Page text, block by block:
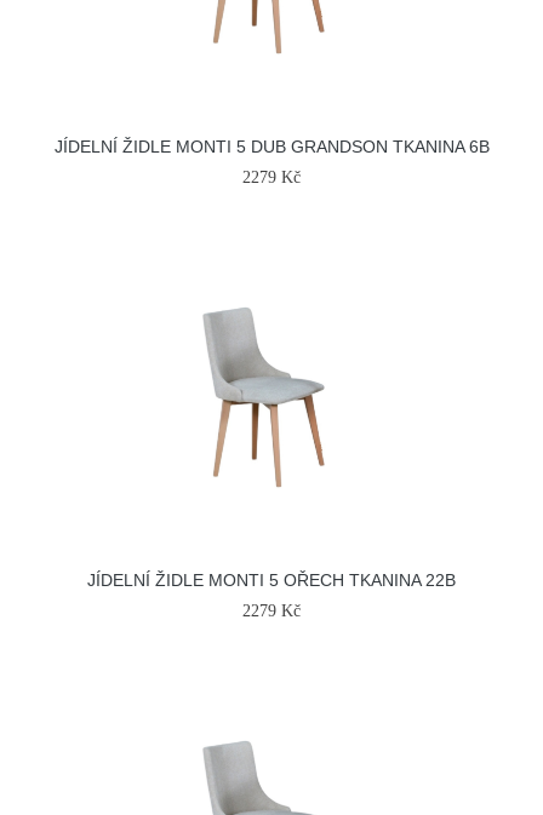
JÍDELNÍ ŽIDLE MONTI 5 DUB GRANDSON TKANINA 6B
2279 Kč
JÍDELNÍ ŽIDLE MONTI 5 OŘECH TKANINA 22B
2279 Kč